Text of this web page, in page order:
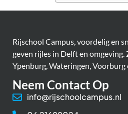
Rijschool Campus, voordelig en
geven rijles in Delft en omgeving.
Ypenburg, Wateringen, Voorburg
Neem Contact Op
info@rijschoolcampus.nl